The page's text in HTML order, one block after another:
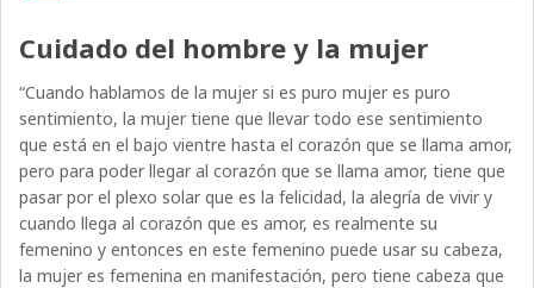
Cuidado del hombre y la mujer
“Cuando hablamos de la mujer si es puro mujer es puro
sentimiento, la mujer tiene que llevar todo ese sentimiento
que está en el bajo vientre hasta el corazón que se llama amor,
pero para poder llegar al corazón que se llama amor, tiene que
pasar por el plexo solar que es la felicidad, la alegría de vivir y
cuando llega al corazón que es amor, es realmente su
femenino y entonces en este femenino puede usar su cabeza,
la mujer es femenina en manifestación, pero tiene cabeza que